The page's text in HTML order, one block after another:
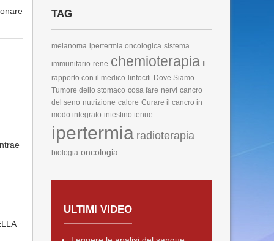
TAG
melanoma ipertermia oncologica sistema
immunitario rene chemioterapia
rapporto con il medico linfociti Dove Siamo
Tumore dello stomaco cosa fare nervi cancro
del seno nutrizione calore Curare il cancro in
modo integrato intestino tenue
ipertermia radioterapia
biologia oncologia
ULTIMI VIDEO